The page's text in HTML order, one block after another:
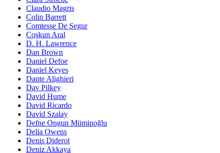
Claudio Magris
Colin Barrett
Comtesse De Segur
Coşkun Aral
D. H. Lawrence
Dan Brown
Daniel Defoe
Daniel Keyes
Dante Alighieri
Dav Pilkey
David Hume
David Ricardo
David Szalay
Defne Ongun Müminoğlu
Delia Owens
Denis Diderot
Deniz Akkaya